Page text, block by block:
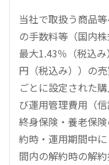
当社で取扱う商品
の手数料等（国内
最大1.43％（税込
円（税込み））の
ごとに設定された
び運用管理費用（
終身保険・養老保
約時・運用期間中
間内の解約時の解